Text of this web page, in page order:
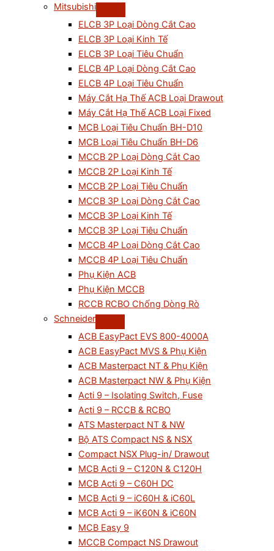
Mitsubishi
ELCB 3P Loại Dòng Cắt Cao
ELCB 3P Loại Kinh Tế
ELCB 3P Loại Tiêu Chuẩn
ELCB 4P Loại Dòng Cắt Cao
ELCB 4P Loại Tiêu Chuẩn
Máy Cắt Hạ Thế ACB Loại Drawout
Máy Cắt Hạ Thế ACB Loại Fixed
MCB Loại Tiêu Chuẩn BH-D10
MCB Loại Tiêu Chuẩn BH-D6
MCCB 2P Loại Dòng Cắt Cao
MCCB 2P Loại Kinh Tế
MCCB 2P Loại Tiêu Chuẩn
MCCB 3P Loại Dòng Cắt Cao
MCCB 3P Loại Kinh Tế
MCCB 3P Loại Tiêu Chuẩn
MCCB 4P Loại Dòng Cắt Cao
MCCB 4P Loại Tiêu Chuẩn
Phụ Kiện ACB
Phụ Kiện MCCB
RCCB RCBO Chống Dòng Rò
Schneider
ACB EasyPact EVS 800-4000A
ACB EasyPact MVS & Phụ Kiện
ACB Masterpact NT & Phụ Kiện
ACB Masterpact NW & Phụ Kiện
Acti 9 – Isolating Switch, Fuse
Acti 9 – RCCB & RCBO
ATS Masterpact NT & NW
Bộ ATS Compact NS & NSX
Compact NSX Plug-in/ Drawout
MCB Acti 9 – C120N & C120H
MCB Acti 9 – C60H DC
MCB Acti 9 – iC60H & iC60L
MCB Acti 9 – iK60N & iC60N
MCB Easy 9
MCCB Compact NS Drawout